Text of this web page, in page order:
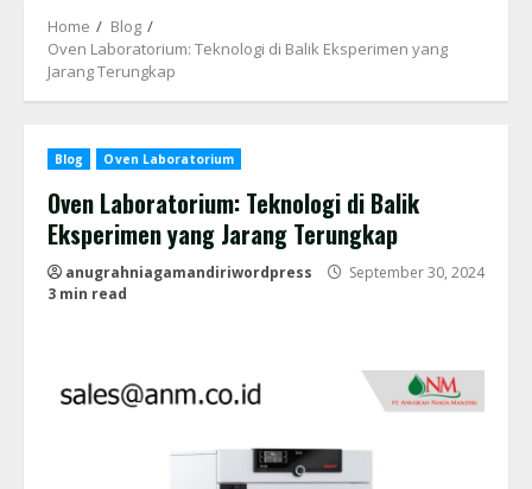
Home
Blog
Oven Laboratorium: Teknologi di Balik Eksperimen yang
Jarang Terungkap
Blog Oven Laboratorium
Oven Laboratorium: Teknologi di Balik
Eksperimen yang Jarang Terungkap
anugrahniagamandiriwordpress
September 30, 2024
3 min read